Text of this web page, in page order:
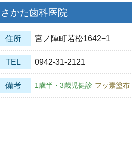
さかた歯科医院
住所 宮ノ陣町若松1642−1‎
TEL 0942-31-2121
備考 1歳半・3歳児健診 フッ素塗布